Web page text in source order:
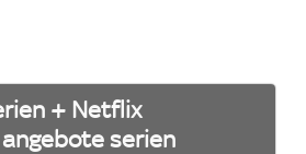
+ Netflix